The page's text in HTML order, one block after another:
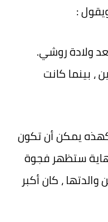
:
تقريبًا بعد ولادة روشي.
، بينما كانت
يمكن أن تكون
ستظهر فجوة
، كان أكبر